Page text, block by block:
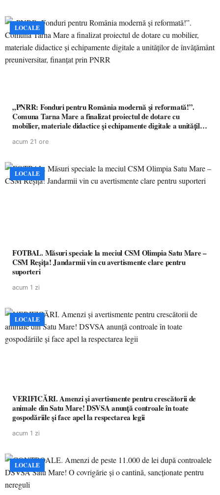
LOCALE
„PNRR: Fonduri pentru România modernă și reformată!”.
Comuna Tarna Mare a finalizat proiectul de dotare cu
mobilier, materiale didactice și echipamente digitale a unităților
acum 21 ore
LOCALE
FOTBAL. Măsuri speciale la meciul CSM Olimpia Satu Mare –
CSM Reșița! Jandarmii vin cu avertismente clare pentru
suporteri
acum 1 zi
LOCALE
VERIFICĂRI. Amenzi și avertismente pentru crescătorii de
animale din Satu Mare! DSVSA anunță controale în toate
gospodăriile și face apel la respectarea legii
acum 1 zi
LOCALE